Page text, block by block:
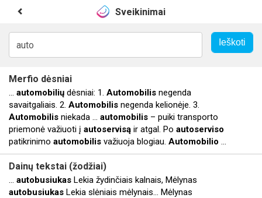
Sveikinimai
Merfio dėsniai
... automobilių dėsniai: 1. Automobilis negenda
savaitgaliais. 2. Automobilis negenda kelionėje. 3.
Automobilis niekada ... automobilis – puiki transporto
priemonė važiuoti į autoservisą ir atgal. Po autoserviso
patikrinimo automobilis važiuoja blogiau. Automobilio ...
Dainų tekstai (žodžiai)
... autobusiukas Lekia žydinčiais kalnais, Mėlynas
autobusiukas Lekia slėniais mėlynais… Mėlynas